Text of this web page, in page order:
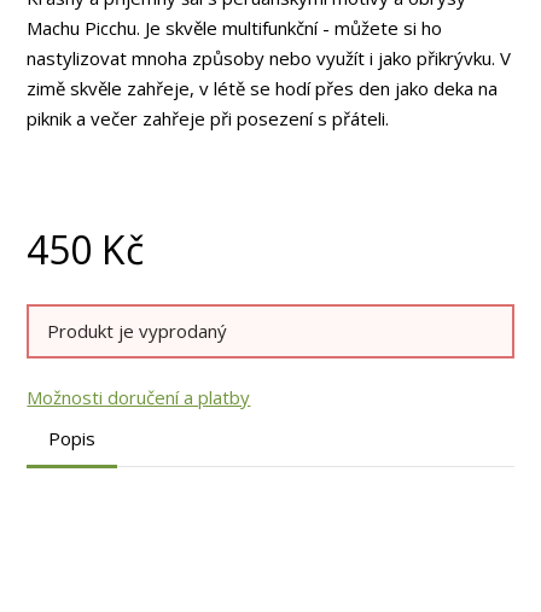
Machu Picchu. Je skvěle multifunkční - můžete si ho
nastylizovat mnoha způsoby nebo využít i jako přikrývku. V
zimě skvěle zahřeje, v létě se hodí přes den jako deka na
piknik a večer zahřeje při posezení s přáteli.
450 Kč
Produkt je vyprodaný
Možnosti doručení a platby
Popis